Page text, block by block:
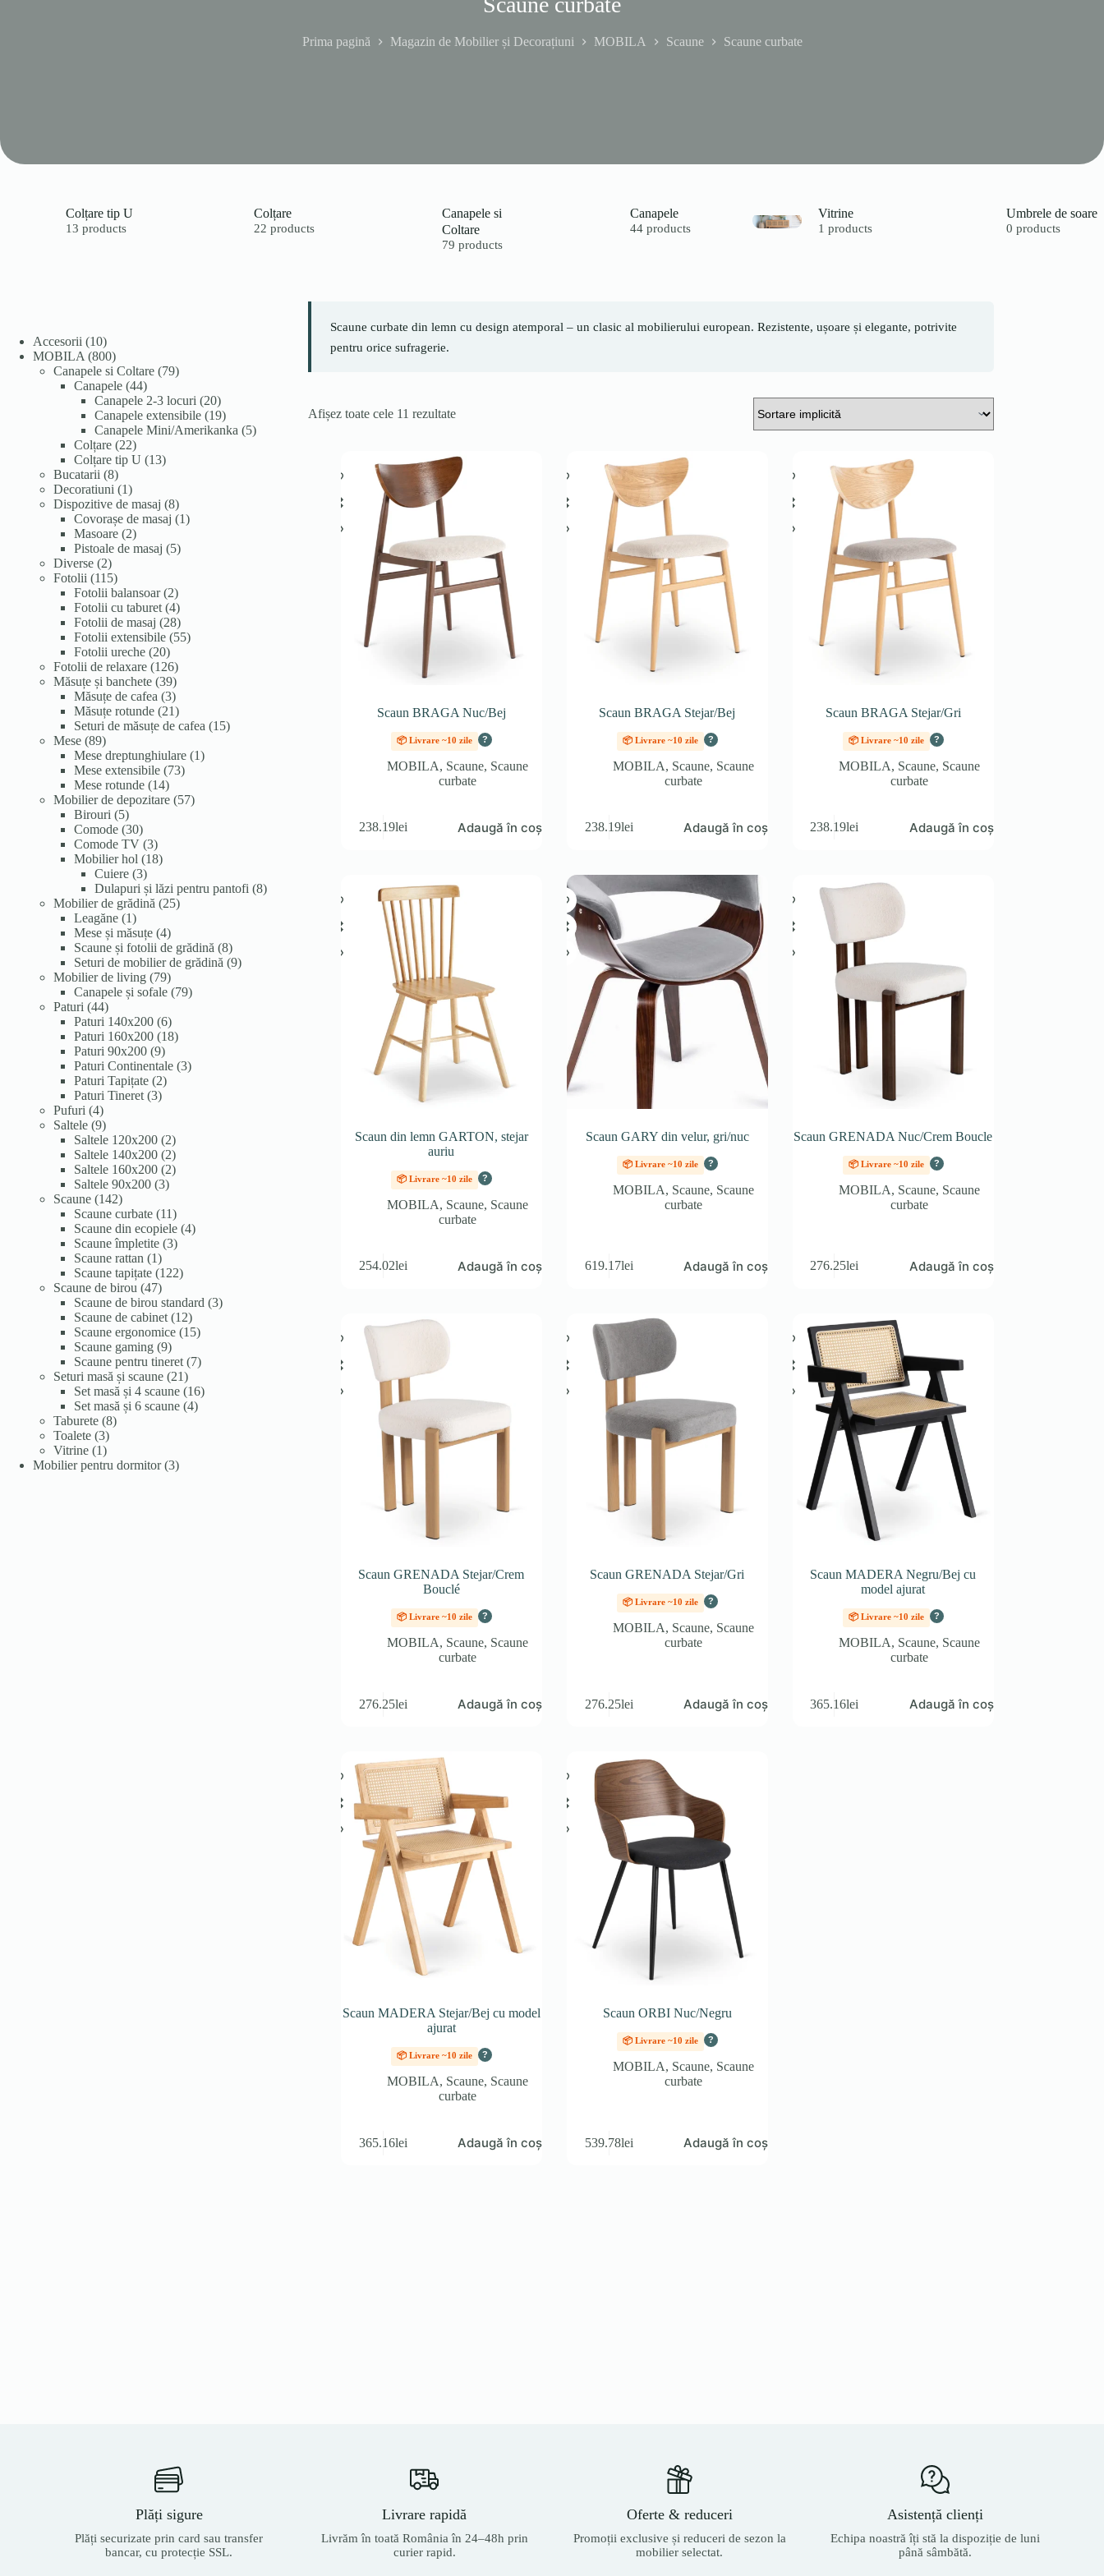
Prima pagină Magazin de Mobilier și Decorațiuni MOBILA Scaune Scaune curbate
Colțare tip U
13 products
Colțare
22 products
Canapele si
Coltare
79 products
Canapele
44 products
Vitrine
1 products
Umbrele de soare
0 products
Scaune curbate din lemn cu design atemporal – un clasic al mobilierului european. Rezistente, ușoare și elegante, potrivite
pentru orice sufragerie.
Afișez toate cele 11 rezultate
Scaun BRAGA Nuc/Bej
📦 Livrare ~10 zile ?
MOBILA, Scaune, Scaune
curbate
238.19lei Adaugă în coș
Scaun BRAGA Stejar/Bej
📦 Livrare ~10 zile ?
MOBILA, Scaune, Scaune
curbate
238.19lei Adaugă în coș
Scaun BRAGA Stejar/Gri
📦 Livrare ~10 zile ?
MOBILA, Scaune, Scaune
curbate
238.19lei Adaugă în coș
Scaun din lemn GARTON, stejar
auriu
📦 Livrare ~10 zile ?
MOBILA, Scaune, Scaune
curbate
254.02lei Adaugă în coș
Scaun GARY din velur, gri/nuc
📦 Livrare ~10 zile ?
MOBILA, Scaune, Scaune
curbate
619.17lei Adaugă în coș
Scaun GRENADA Nuc/Crem Boucle
📦 Livrare ~10 zile ?
MOBILA, Scaune, Scaune
curbate
276.25lei Adaugă în coș
Scaun GRENADA Stejar/Crem
Bouclé
📦 Livrare ~10 zile ?
MOBILA, Scaune, Scaune
curbate
276.25lei Adaugă în coș
Scaun GRENADA Stejar/Gri
📦 Livrare ~10 zile ?
MOBILA, Scaune, Scaune
curbate
276.25lei Adaugă în coș
Scaun MADERA Negru/Bej cu
model ajurat
📦 Livrare ~10 zile ?
MOBILA, Scaune, Scaune
curbate
365.16lei Adaugă în coș
Scaun MADERA Stejar/Bej cu model
ajurat
📦 Livrare ~10 zile ?
MOBILA, Scaune, Scaune
curbate
365.16lei Adaugă în coș
Scaun ORBI Nuc/Negru
📦 Livrare ~10 zile ?
MOBILA, Scaune, Scaune
curbate
539.78lei Adaugă în coș
Accesorii 1010
produse
MOBILA 800800
de
produse
Canapele si Coltare 7979
produse
Canapele 4444
de
produse
Canapele 2-3 locuri 2020
de
produse
Canapele extensibile 1919
produse
Canapele Mini/Amerikanka 55
Colțare 2222
de
Colțare tip U 1313
Bucatarii 88
produse
Decoratiuni 11
produs
Dispozitive de masaj 88
produse
Covorașe de masaj 11
Masoare 22
produse
Pistoale de masaj 55
Diverse 22
produse
Fotolii 115115
produse
Fotolii balansoar 22
produse
Fotolii cu taburet 44
produse
Fotolii de masaj 2828
de
Fotolii extensibile 5555
Fotolii ureche 2020
de
produse
Fotolii de relaxare 126126
de
produse
Măsuțe și banchete 3939
de
produse
Măsuțe de cafea 33
produse
Măsuțe rotunde 2121
de
Seturi de măsuțe de cafea 1515
Mese 8989
de
produse
Mese dreptunghiulare 11
Mese extensibile 7373
produse
Mese rotunde 1414
produse
Mobilier de depozitare 5757
Birouri 55
produse
Comode 3030
de
produse
Comode TV 33
produse
Mobilier hol 1818
Cuiere 33
produse
Dulapuri și lăzi pentru pantofi 88
Mobilier de grădină 2525
Leagăne 11
produs
Mese și măsuțe 44
produse
Scaune și fotolii de grădină 88
produse
Seturi de mobilier de grădină 99
Mobilier de living 7979
de
Canapele și sofale 7979
Paturi 4444
de
produse
Paturi 140x200 66
produse
Paturi 160x200 1818
Paturi 90x200 99
produse
Paturi Continentale 33
Paturi Tapițate 22
Paturi Tineret 33
Pufuri 44
produse
Saltele 99
produse
Saltele 120x200 22
produse
Saltele 140x200 22
produse
Saltele 160x200 22
Saltele 90x200 33
Scaune 142142
de
produse
Scaune curbate 1111
produse
Scaune din ecopiele 44
Scaune împletite 33
Scaune rattan 11
produs
Scaune tapițate 122122
produse
Scaune de birou 4747
de
produse
Scaune de birou standard 33
Scaune de cabinet 1212
produse
Scaune ergonomice 1515
Scaune gaming 99
produse
Scaune pentru tineret 77
Seturi masă și scaune 2121
de
produse
Set masă și 4 scaune 1616
Set masă și 6 scaune 44
Taburete 88
Toalete 33
produse
Vitrine 11
produs
Mobilier pentru dormitor 33
Plăți sigure
Plăți securizate prin card sau transfer
bancar, cu protecție SSL.
Livrare rapidă
Livrăm în toată România în 24–48h prin
curier rapid.
Oferte & reduceri
Promoții exclusive și reduceri de sezon la
mobilier selectat.
Asistență clienți
Echipa noastră îți stă la dispoziție de luni
până sâmbătă.